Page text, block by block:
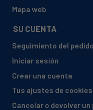
AMICA, ZWM 426 IES
AMICA, ZWM 464WEH
Mapa web
SU CUENTA
Seguimiento del pedido
Iniciar sesión
Crear una cuenta
Tus ajustes de cookies
Cancelar o devolver un